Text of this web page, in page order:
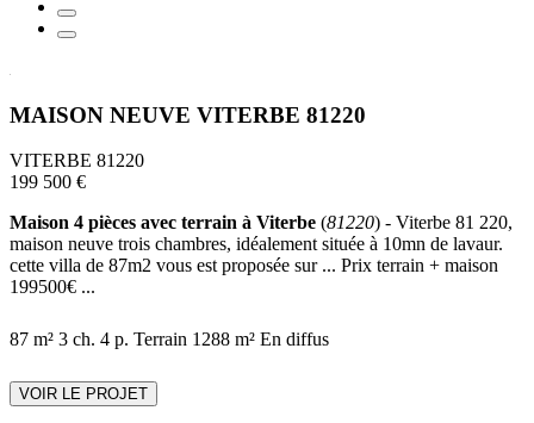
MAISON NEUVE VITERBE 81220
VITERBE 81220
199 500 €
Maison 4 pièces avec terrain à Viterbe (81220) - Viterbe 81 220,
maison neuve trois chambres, idéalement située à 10mn de lavaur.
cette villa de 87m2 vous est proposée sur ... Prix terrain + maison
199500€ ...
87 m² 3 ch. 4 p. Terrain 1288 m² En diffus
VOIR LE PROJET